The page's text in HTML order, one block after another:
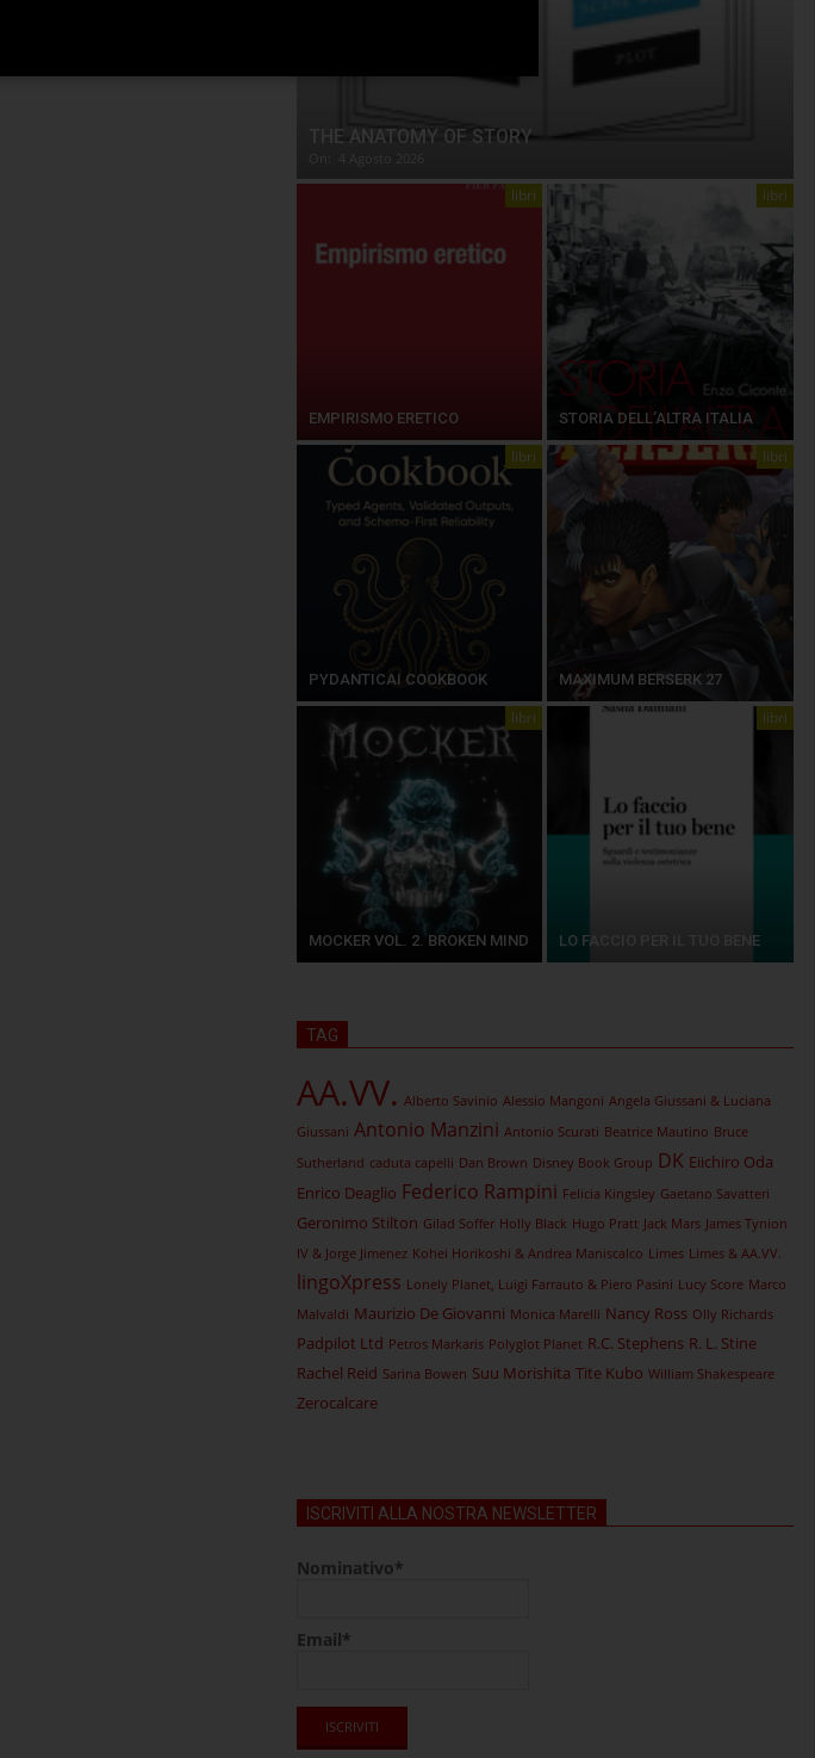
THE ANATOMY OF STORY
libri
EMPIRISMO ERETICO
libri
STORIA DELL’ALTRA ITALIA
libri
PYDANTICAI COOKBOOK
libri
MAXIMUM BERSERK 27
libri
MOCKER VOL. 2. BROKEN MIND
libri
LO FACCIO PER IL TUO BENE
TAG
AA.VV. Alberto Savinio Alessio Mangoni Angela Giussani & Luciana
Giussani Antonio Manzini Antonio Scurati Beatrice Mautino Bruce
Sutherland caduta capelli Dan Brown Disney Book Group DK Eiichiro Oda
Enrico Deaglio Federico Rampini Felicia Kingsley Gaetano Savatteri
Geronimo Stilton Gilad Soffer Holly Black Hugo Pratt Jack Mars James Tynion
IV & Jorge Jimenez Kohei Horikoshi & Andrea Maniscalco Limes Limes & AA.VV.
lingoXpress Lonely Planet, Luigi Farrauto & Piero Pasini Lucy Score Marco
Malvaldi Maurizio De Giovanni Monica Marelli Nancy Ross Olly Richards
Padpilot Ltd Petros Markaris Polyglot Planet R.C. Stephens R. L. Stine
Rachel Reid Sarina Bowen Suu Morishita Tite Kubo William Shakespeare
Zerocalcare
ISCRIVITI ALLA NOSTRA NEWSLETTER
Nominativo*
Email*